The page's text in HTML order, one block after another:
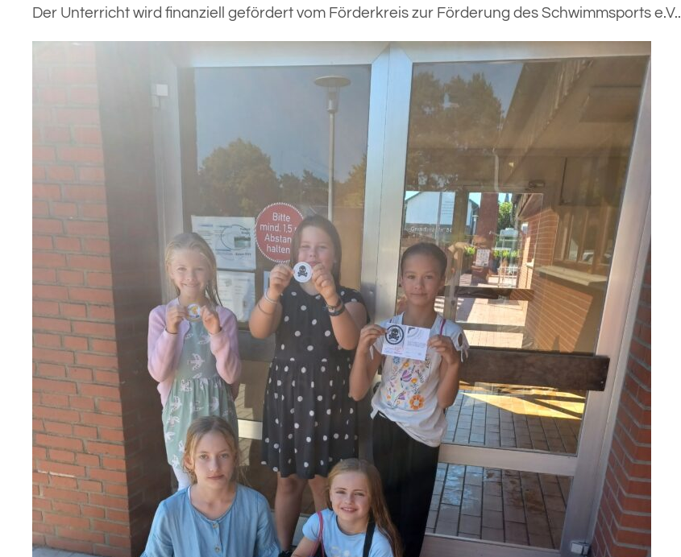
Der Unterricht wird finanziell gefördert vom Förderkreis zur Förderung des Schwimmsports e.V..